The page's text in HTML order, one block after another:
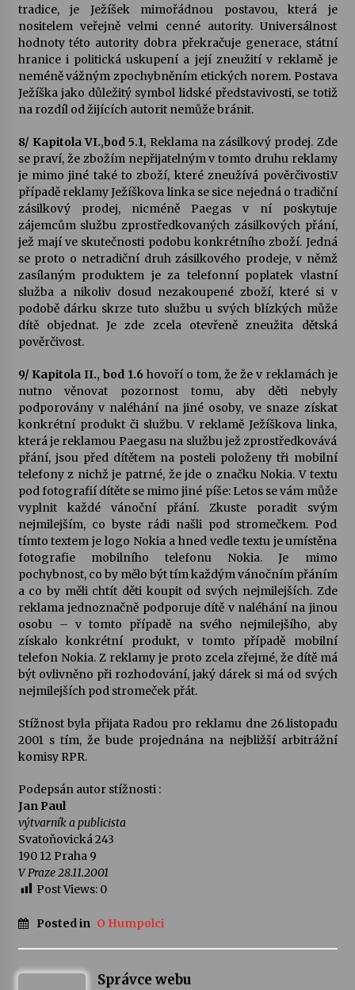
tradice, je Ježíšek mimořádnou postavou, která je
nositelem veřejně velmi cenné autority. Universálnost
hodnoty této autority dobra překračuje generace, státní
hranice i politická uskupení a její zneužití v reklamě je
neméně vážným zpochybněním etických norem. Postava
Ježíška jako důležitý symbol lidské představivosti, se totiž
na rozdíl od žijících autorit nemůže bránit.
8/ Kapitola VI.,bod 5.1, Reklama na zásilkový prodej. Zde
se praví, že zbožím nepřijatelným v tomto druhu reklamy
je mimo jiné také to zboží, které zneužívá pověrčivosti.V
případě reklamy Ježíškova linka se sice nejedná o tradiční
zásilkový prodej, nicméně Paegas v ní poskytuje
zájemcům službu zprostředkovaných zásilkových přání,
jež mají ve skutečnosti podobu konkrétního zboží. Jedná
se proto o netradiční druh zásilkového prodeje, v němž
zasílaným produktem je za telefonní poplatek vlastní
služba a nikoliv dosud nezakoupené zboží, které si v
podobě dárku skrze tuto službu u svých blízkých může
dítě objednat. Je zde zcela otevřeně zneužita dětská
pověrčivost.
9/ Kapitola II., bod 1.6 hovoří o tom, že že v reklamách je
nutno věnovat pozornost tomu, aby děti nebyly
podporovány v naléhání na jiné osoby, ve snaze získat
konkrétní produkt či službu. V reklamě Ježíškova linka,
která je reklamou Paegasu na službu jež zprostředkovává
přání, jsou před dítětem na posteli položeny tři mobilní
telefony z nichž je patrné, že jde o značku Nokia. V textu
pod fotografií dítěte se mimo jiné píše: Letos se vám může
vyplnit každé vánoční přání. Zkuste poradit svým
nejmilejším, co byste rádi našli pod stromečkem. Pod
tímto textem je logo Nokia a hned vedle textu je umístěna
fotografie mobilního telefonu Nokia. Je mimo
pochybnost, co by mělo být tím každým vánočním přáním
a co by měli chtít děti koupit od svých nejmilejších. Zde
reklama jednoznačně podporuje dítě v naléhání na jinou
osobu – v tomto případě na svého nejmilejšího, aby
získalo konkrétní produkt, v tomto případě mobilní
telefon Nokia. Z reklamy je proto zcela zřejmé, že dítě má
být ovlivněno při rozhodování, jaký dárek si má od svých
nejmilejších pod stromeček přát.
Stížnost byla přijata Radou pro reklamu dne 26.listopadu
2001 s tím, že bude projednána na nejbližší arbitrážní
komisy RPR.
Podepsán autor stížnosti :
Jan Paul
výtvarník a publicista
Svatoňovická 243
190 12 Praha 9
V Praze 28.11.2001
Post Views: 0
Posted in O Humpolci
Správce webu